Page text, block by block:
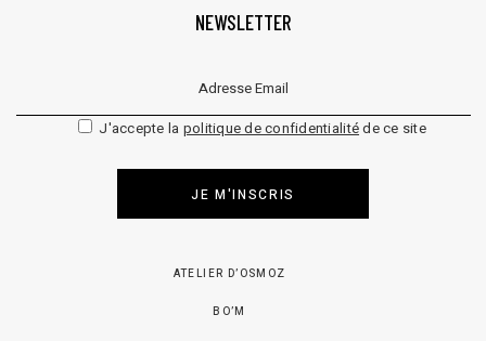
NEWSLETTER
Veuillez laisser ce champ vide.
J'accepte la politique de confidentialitéde ce site
JE M'INSCRIS
ATELIER D’OSMOZ
BO’M